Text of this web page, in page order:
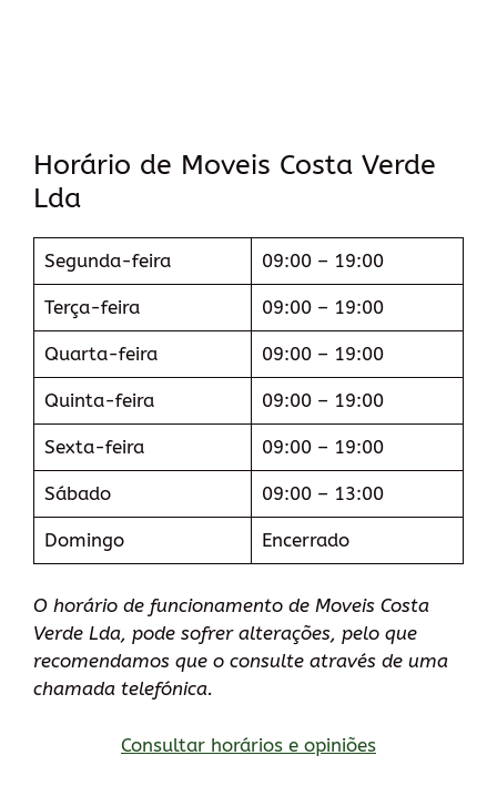
Horário de Moveis Costa Verde
Lda
Segunda-feira 09:00 – 19:00
Terça-feira 09:00 – 19:00
Quarta-feira 09:00 – 19:00
Quinta-feira 09:00 – 19:00
Sexta-feira 09:00 – 19:00
Sábado 09:00 – 13:00
Domingo Encerrado
O horário de funcionamento de Moveis Costa
Verde Lda, pode sofrer alterações, pelo que
recomendamos que o consulte através de uma
chamada telefónica.
Consultar horários e opiniões